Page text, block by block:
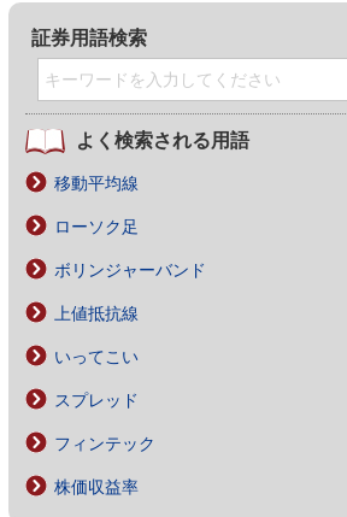
証券用語検索
よく検索される用語
移動平均線
ローソク足
ボリンジャーバンド
上値抵抗線
いってこい
スプレッド
フィンテック
株価収益率